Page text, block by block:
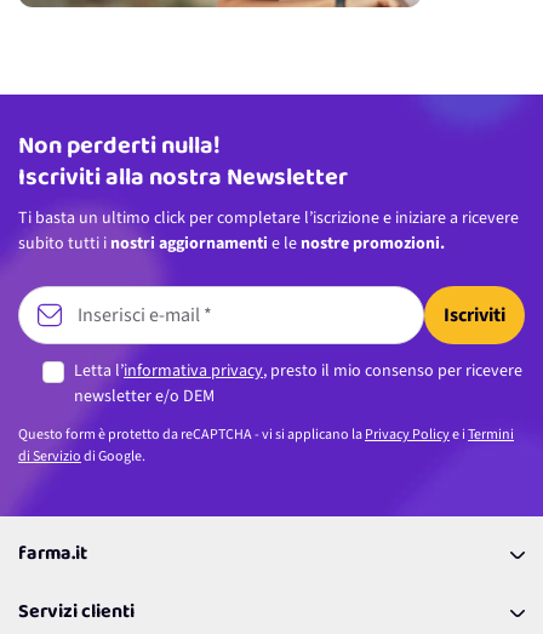
Indirizzo email
Non perderti nulla!
Iscriviti alla nostra Newsletter
Ti basta un ultimo click per completare l’iscrizione e iniziare a ricevere
subito tutti i nostri aggiornamenti e le nostre promozioni.
Iscriviti
Letta l’informativa privacy, presto il mio consenso per ricevere
newsletter e/o DEM
Questo form è protetto da reCAPTCHA - vi si applicano laPrivacy Policye iTermini
di Serviziodi Google.
farma.it
Coupon
Servizi clienti